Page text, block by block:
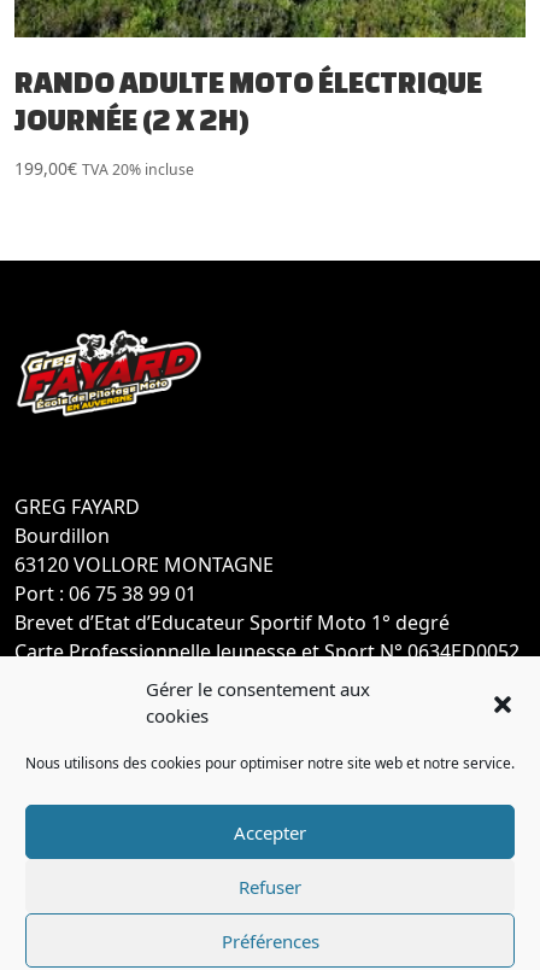
Gérer le consentement aux
cookies
Nous utilisons des cookies pour optimiser notre site web et notre service.
Accepter
Refuser
Préférences
RANDO ADULTE MOTO ÉLECTRIQUE
JOURNÉE (2 X 2H)
199,00€ TVA 20% incluse
GREG FAYARD
Bourdillon
63120 VOLLORE MONTAGNE
Port : 06 75 38 99 01
Brevet d’Etat d’Educateur Sportif Moto 1° degré
Carte Professionnelle Jeunesse et Sport N° 0634ED0052
Elegant Themes| Propulsé par